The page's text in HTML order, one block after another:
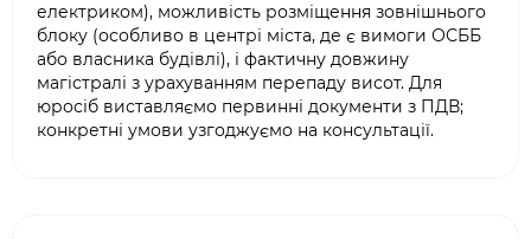
електриком), можливість розміщення зовнішнього
блоку (особливо в центрі міста, де є вимоги ОСББ
або власника будівлі), і фактичну довжину
магістралі з урахуванням перепаду висот. Для
юросіб виставляємо первинні документи з ПДВ;
конкретні умови узгоджуємо на консультації.